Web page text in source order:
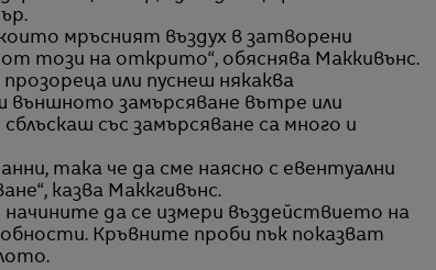
мръсният въздух в затворени
този на открито“, обяснява Маккивънс.
или пуснеш някаква
замърсяване вътре или
със замърсяване са много и
така че да сме наясно с евентуални
казва Маккгивънс.
да се измери въздействието на
Кръвните проби пък показват